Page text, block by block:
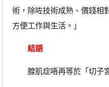
術，除咗技術成熟、價錢相
方便工作與生活。」
結語
腺肌症唔再等於「切子宮